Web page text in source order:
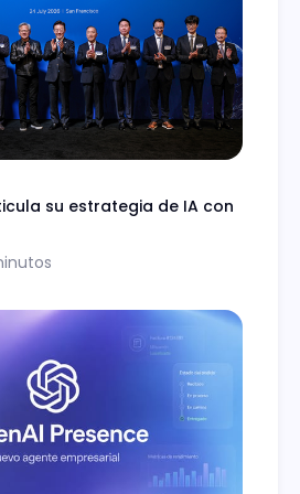
su estrategia de IA con